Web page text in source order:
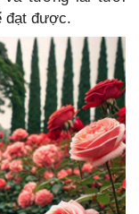
đạt được.